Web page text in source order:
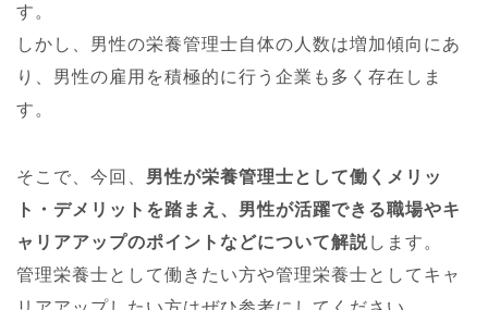
す。
しかし、男性の栄養管理士自体の人数は増加傾向にあ
り、男性の雇用を積極的に行う企業も多く存在しま
す。
そこで、今回、 男性が栄養管理士として働くメリッ
ト・デメリットを踏まえ、男性が活躍できる職場やキ
ャリアアップのポイントなどについて解説 します。
管理栄養士として働きたい方や管理栄養士としてキャ